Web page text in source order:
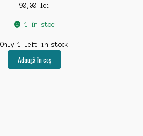
90,00 lei
1 în stoc
Only 1 left in stock
Adaugă în coș